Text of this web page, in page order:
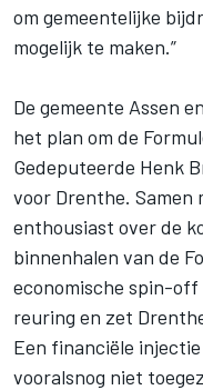
om gemeentelijke
mogelijk te maken.”
De gemeente Assen
het plan om de
Gedeputeerde Henk
voor Drenthe. Samen
enthousiast over de
binnenhalen van de
economische spin-
reuring en zet
Een financiële
vooralsnog niet